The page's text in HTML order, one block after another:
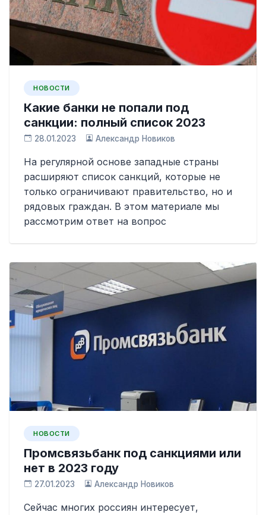
НОВОСТИ
Какие банки не попали под
санкции: полный список 2023
28.01.2023 Александр Новиков
На регулярной основе западные страны
расширяют список санкций, которые не
только ограничивают правительство, но и
рядовых граждан. В этом материале мы
рассмотрим ответ на вопрос
НОВОСТИ
Промсвязьбанк под санкциями или
нет в 2023 году
27.01.2023 Александр Новиков
Сейчас многих россиян интересует,